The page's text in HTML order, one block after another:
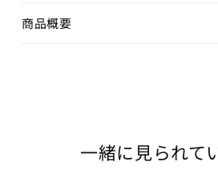
商品概要
一緒に見られて